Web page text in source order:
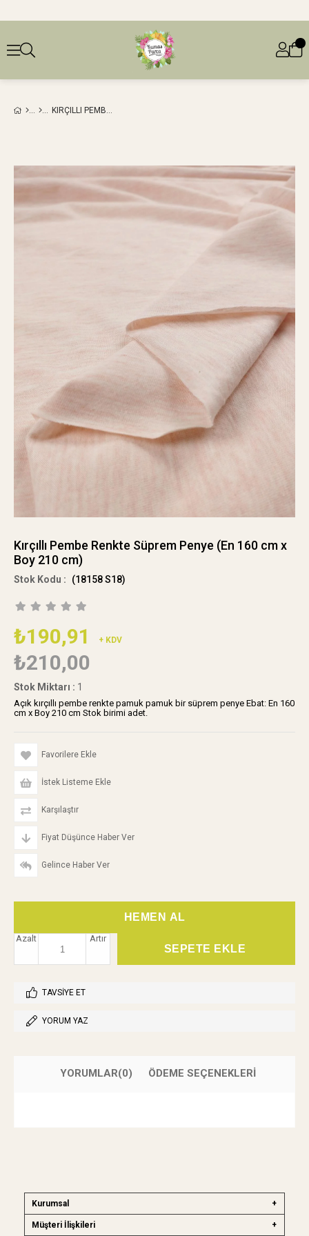
KIRÇILLI PEMBE RENKTE SÜPREM PENYE (EN 160 CM X BOY 210 CM)
Kırçıllı Pembe Renkte Süprem Penye (En 160 cm x
Boy 210 cm)
(18158 S18)
₺190,91 + KDV
₺210,00
Stok Miktarı : 1
Açık kırçıllı pembe renkte pamuk pamuk bir süprem penye Ebat: En 160
cm x Boy 210 cm Stok birimi adet.
Favorilere Ekle
İstek Listeme Ekle
Karşılaştır
Fiyat Düşünce Haber Ver
Gelince Haber Ver
Artır
Azalt
TAVSIYE ET
YORUM YAZ
YORUMLAR(0) ÖDEME SEÇENEKLERI
Kurumsal
Müşteri İlişkileri